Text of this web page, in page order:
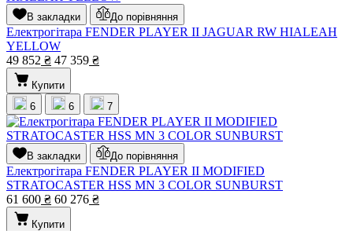
В закладки До порівняння
Електрогітара FENDER PLAYER II JAGUAR RW HIALEAH
YELLOW
49 852 ₴ 47 359 ₴
Купити
6
6 7
В закладки До порівняння
Електрогітара FENDER PLAYER II MODIFIED
STRATOCASTER HSS MN 3 COLOR SUNBURST
61 600 ₴ 60 276 ₴
Купити